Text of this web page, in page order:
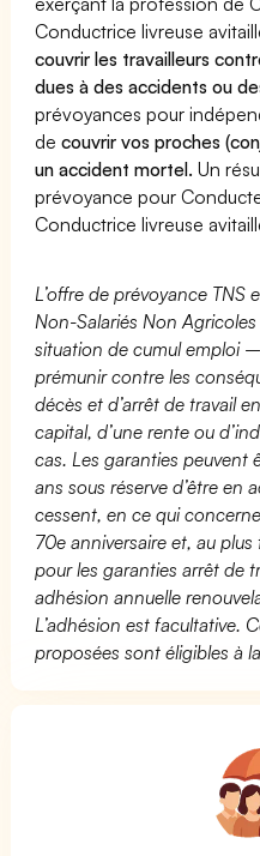
Conductrice livreuse
couvrir les travailleurs
dues à des accidents ou
prévoyances pour
decouvrir vos proches
un accident mortel. Un
prévoyance pour
Conductrice livreuse
L’offre de prévoyance TNS
Non-Salariés Non
situation de cumul emploi
prémunir contre les
décès et d’arrêt de travail
capital, d’une rente ou
cas. Les garanties peuvent
ans sous réserve d’être en
cessent, en ce qui
70e anniversaire et, au
pour les garanties arrêt de
adhésion annuelle
L’adhésion est facultative.
proposées sont éligibles à